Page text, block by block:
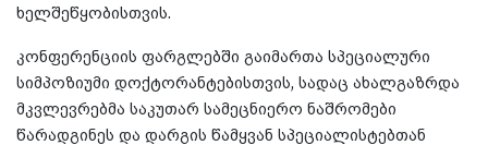
ხელშეწყობისთვის.
კონფერენციის ფარგლებში გაიმართა სპეციალური
სიმპოზიუმი დოქტორანტებისთვის, სადაც ახალგაზრდა
მკვლევრებმა საკუთარ სამეცნიერო ნაშრომები
წარადგინეს და დარგის წამყვან სპეციალისტებთან